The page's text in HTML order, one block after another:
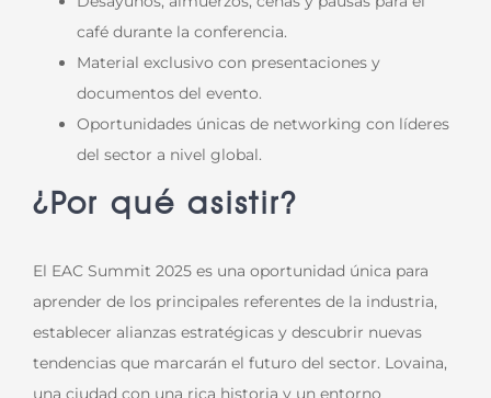
café durante la conferencia.
Material exclusivo con presentaciones y
documentos del evento.
Oportunidades únicas de networking con líderes
del sector a nivel global.
¿Por qué asistir?
El EAC Summit 2025 es una oportunidad única para
aprender de los principales referentes de la industria,
establecer alianzas estratégicas y descubrir nuevas
tendencias que marcarán el futuro del sector. Lovaina,
una ciudad con una rica historia y un entorno